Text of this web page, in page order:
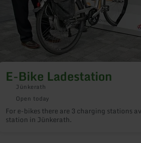
E-Bike Ladestation
Jünkerath
Open today
For e-bikes there are 3 charging stations
station in Jünkerath.